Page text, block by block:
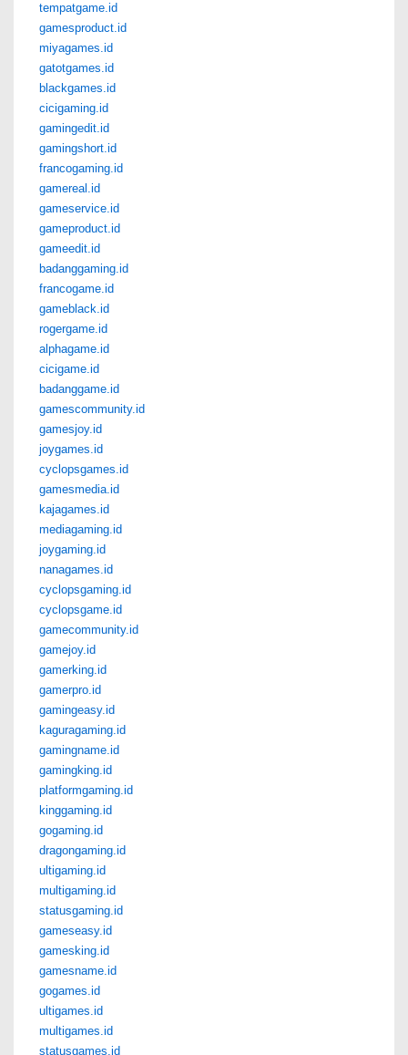
tempatgame.id
gamesproduct.id
miyagames.id
gatotgames.id
blackgames.id
cicigaming.id
gamingedit.id
gamingshort.id
francogaming.id
gamereal.id
gameservice.id
gameproduct.id
gameedit.id
badanggaming.id
francogame.id
gameblack.id
rogergame.id
alphagame.id
cicigame.id
badanggame.id
gamescommunity.id
gamesjoy.id
joygames.id
cyclopsgames.id
gamesmedia.id
kajagames.id
mediagaming.id
joygaming.id
nanagames.id
cyclopsgaming.id
cyclopsgame.id
gamecommunity.id
gamejoy.id
gamerking.id
gamerpro.id
gamingeasy.id
kaguragaming.id
gamingname.id
gamingking.id
platformgaming.id
kinggaming.id
gogaming.id
dragongaming.id
ultigaming.id
multigaming.id
statusgaming.id
gameseasy.id
gamesking.id
gamesname.id
gogames.id
ultigames.id
multigames.id
statusgames.id